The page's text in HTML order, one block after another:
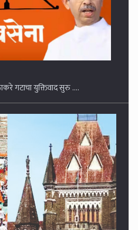
५० टक्क्यांची मर्यादा ओलांडता येते;